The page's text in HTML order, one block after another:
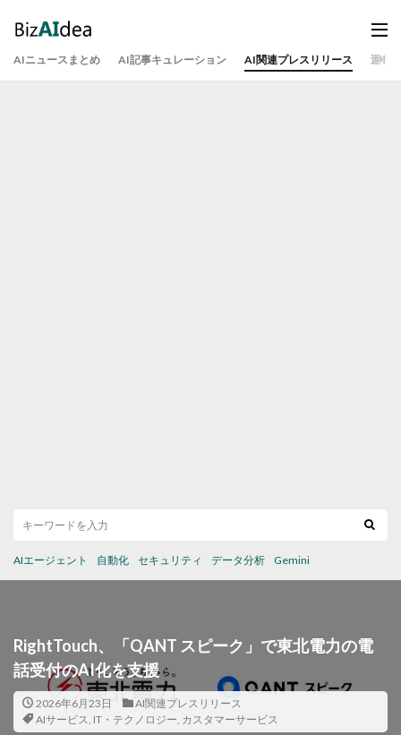
AIニュースまとめ AI記事キュレーション AI関連プレスリリース 運営
AIエージェント 自動化 セキュリティ データ分析 Gemini
RightTouch、「QANT スピーク」で東北電力の電
話受付のAI化を支援
2026年6月23日
AI関連プレスリリース
AIサービス, IT・テクノロジー, カスタマーサービス